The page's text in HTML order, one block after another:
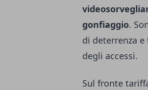
gonfiaggio.
di deterrenza
degli accessi.
Sul fronte